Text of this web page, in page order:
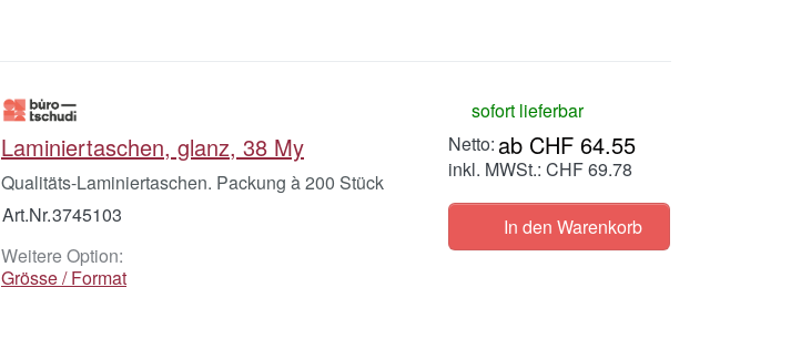
Laminiertaschen, glanz, 38 My
Qualitäts-Laminiertaschen. Packung à 200 Stück
Art.Nr.3745103
Weitere Option:
Grösse / Format
sofort lieferbar
ab CHF 64.55
inkl. MWSt.: CHF 69.78
In den Warenkorb